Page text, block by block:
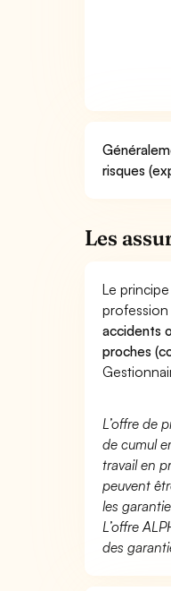
risques
Les
Le
accidents
proches
L’offre de
de cumul
travail en
peuvent
les
L’offre
des